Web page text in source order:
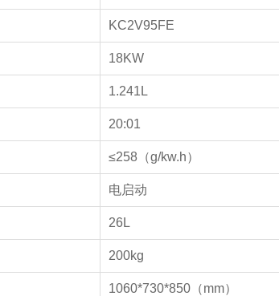
KC2V95FE
18KW
1.241L
20:01
≤258（g/kw.h）
电启动
26L
200kg
1060*730*850（mm）